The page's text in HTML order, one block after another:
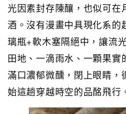
光因素封存陳釀，也似可在
酒。沒有漫畫中具現化系的
璃瓶+軟木塞隔絕中，讓流
田地、一滴雨水、一顆果實
滿口濃郁微醺，閉上眼睛，
始這趟穿越時空的品酩飛行